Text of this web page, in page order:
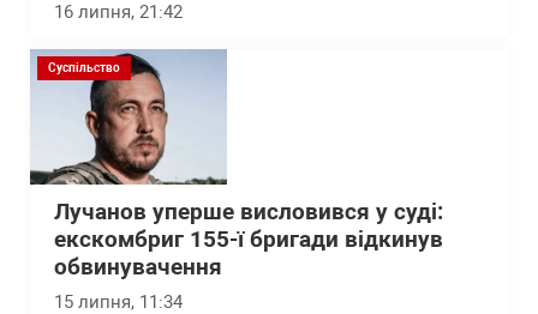
16 липня, 21:42
Суспільство
Лучанов уперше висловився у суді:
екскомбриг 155-ї бригади відкинув
обвинувачення
15 липня, 11:34